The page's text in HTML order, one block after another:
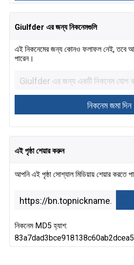
Giulfder এর জন্য নিকনেমগুলি
এই নিকনেমের জন্য কোনও ফলাফল নেই, তবে
পারেন।
এই পৃষ্ঠা শেয়ার করুন
আপনি এই পৃষ্ঠা সোশ্যাল মিডিয়ায় শেয়ার করতে
নিকনেম MD5 হ্যাশ: